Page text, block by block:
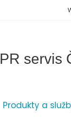
PR servis
Produkty a